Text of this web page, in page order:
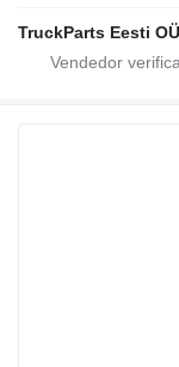
TruckParts Eesti OÜ